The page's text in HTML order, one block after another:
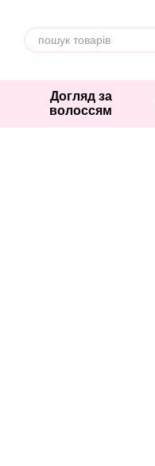
Догляд за
волоссям